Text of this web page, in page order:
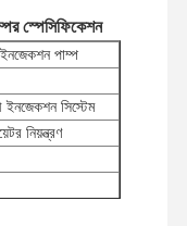
স্পেসিফিকেশন
পাম্প
ইনজেকশন সিস্টেম
নিয়ন্ত্রণ